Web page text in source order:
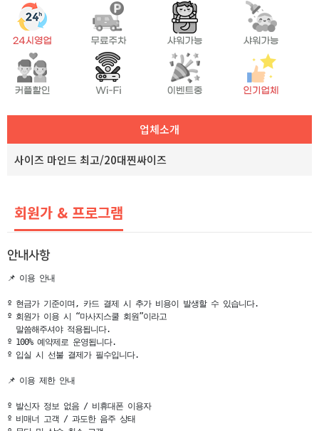
업체소개
사이즈 마인드 최고/20대찐싸이즈
회원가 & 프로그램
안내사항
📌 이용 안내
º 현금가 기준이며, 카드 결제 시 추가 비용이 발생할 수 있습니다.
º 회원가 이용 시 “마사지스쿨 회원”이라고
º 100% 예약제로 운영됩니다.
º 입실 시 선불 결제가 필수입니다.
📌 이용 제한 안내
º 발신자 정보 없음 / 비휴대폰 이용자
º 비매너 고객 / 과도한 음주 상태